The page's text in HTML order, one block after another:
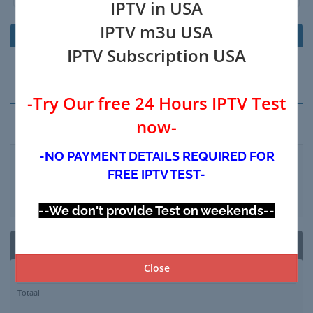
IPTV in USA
IPTV m3u USA
IPTV Subscription USA
-Try Our free 24 Hours IPTV Test
now-
-NO PAYMENT DETAILS REQUIRED FOR
FREE IPTV TEST-
--We don't provide Test on weekends--
Close
Prijs/Factuurperiode
Totaal